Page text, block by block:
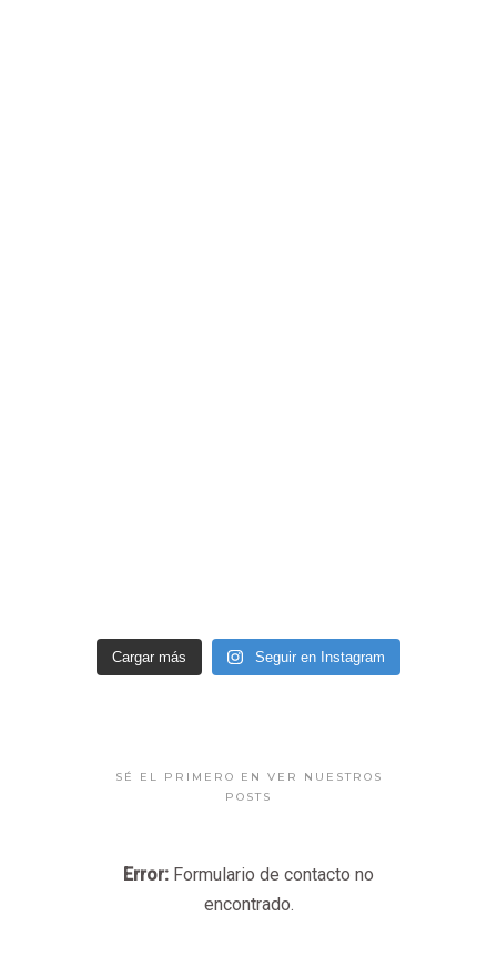
Cargar más Seguir en Instagram
SÉ EL PRIMERO EN VER NUESTROS
POSTS
Error: Formulario de contacto no
encontrado.